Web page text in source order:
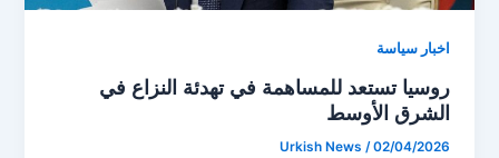
اخبار سياسة
روسيا تستعد للمساهمة في تهدئة النزاع في
الشرق الأوسط
Urkish News /02/04/2026